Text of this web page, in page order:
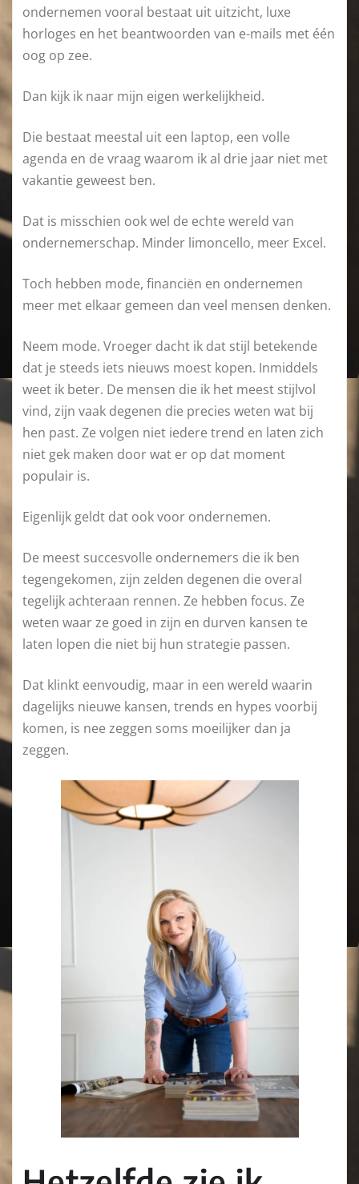
ondernemen vooral bestaat uit uitzicht, luxe
horloges en het beantwoorden van e-mails met één
oog op zee.
Dan kijk ik naar mijn eigen werkelijkheid.
Die bestaat meestal uit een laptop, een volle
agenda en de vraag waarom ik al drie jaar niet met
vakantie geweest ben.
Dat is misschien ook wel de echte wereld van
ondernemerschap. Minder limoncello, meer Excel.
Toch hebben mode, financiën en ondernemen
meer met elkaar gemeen dan veel mensen denken.
Neem mode. Vroeger dacht ik dat stijl betekende
dat je steeds iets nieuws moest kopen. Inmiddels
weet ik beter. De mensen die ik het meest stijlvol
vind, zijn vaak degenen die precies weten wat bij
hen past. Ze volgen niet iedere trend en laten zich
niet gek maken door wat er op dat moment
populair is.
Eigenlijk geldt dat ook voor ondernemen.
De meest succesvolle ondernemers die ik ben
tegengekomen, zijn zelden degenen die overal
tegelijk achteraan rennen. Ze hebben focus. Ze
weten waar ze goed in zijn en durven kansen te
laten lopen die niet bij hun strategie passen.
Dat klinkt eenvoudig, maar in een wereld waarin
dagelijks nieuwe kansen, trends en hypes voorbij
komen, is nee zeggen soms moeilijker dan ja
zeggen.